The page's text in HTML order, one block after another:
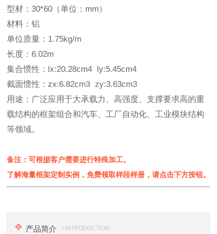
型材：30*60（单位：mm）
材料：铝
单位质量：1.75kg/m
长度：6.02m
集合惯性：lx:20.28cm4 ly:5.45cm4
截面惯性：zx:6.82cm3 zy:3.63cm3
用途：广泛应用于大承载力、高强度、支撑要求高的重
载结构的框架组合和汽车、工厂自动化、工业模块结构
等领域。
备注：可根据客户需要进行特殊加工。
了解海量框架定制实例，免费领取样段样册，请点击下方按钮。
产品简介 / INTRODUCTION